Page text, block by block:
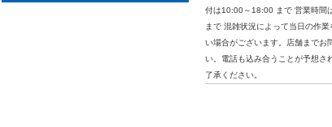
付は10:00～18:00 まで 営業時間
まで 混雑状況によって当日の作業
い場合がございます。店舗までお
い。電話も込み合うことが予想さ
了承ください。